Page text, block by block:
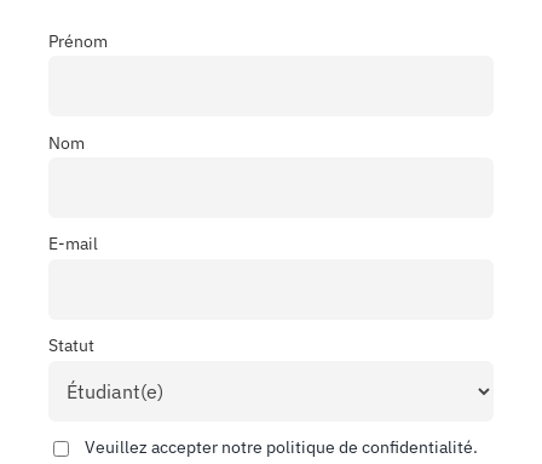
Prénom
Nom
E-mail
Statut
Veuillez accepter notre politique de confidentialité.